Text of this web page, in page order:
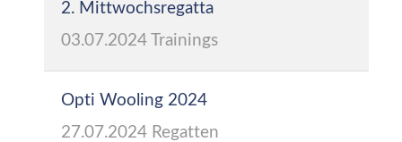
2. Mittwochsregatta
03.07.2024 Trainings
Opti Wooling 2024
27.07.2024 Regatten